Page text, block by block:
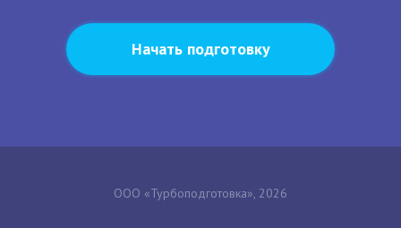
Начать подготовку
ООО «Турбоподготовка», 2026